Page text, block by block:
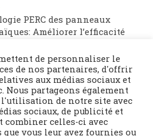
PERC des panneaux
Améliorer l’efficacité
de personnaliser le
de nos partenaires, d'offrir
aux médias sociaux et
Nous partageons également
de notre site avec
sociaux, de publicité et
combiner celles-ci avec
vous leur avez fournies ou